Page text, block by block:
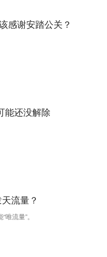
感谢安踏公关？
能还没解除
流量？
流量”。